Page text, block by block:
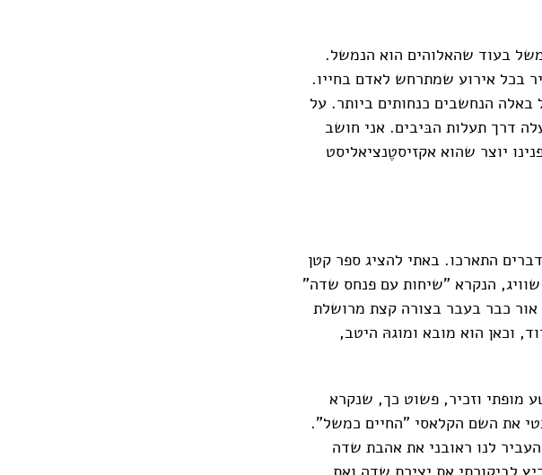
בעוד שהאלוהים הוא הנמשל.
בכל אירוע שמתרחש לאדם בחייו.
הנחשבים כנחותים ביותר. על
דרך תעלות הבּיבים. אני חושב
יוצר שהוא אקזיסטֶנציאליסט
התארכו. באתי להציג ספר קטן
הנקרא "שיחות עם פנחס שדה"
כבר בעבר בצורה קצת מרושלת
וכאן הוא מובא ומוגהּ היטב,
מופתי וזכיר, פשוט כך, שנקרא
את השם הקלאסי "החיים כמשל".
להעביר לנו ראובני את אהבת שדה